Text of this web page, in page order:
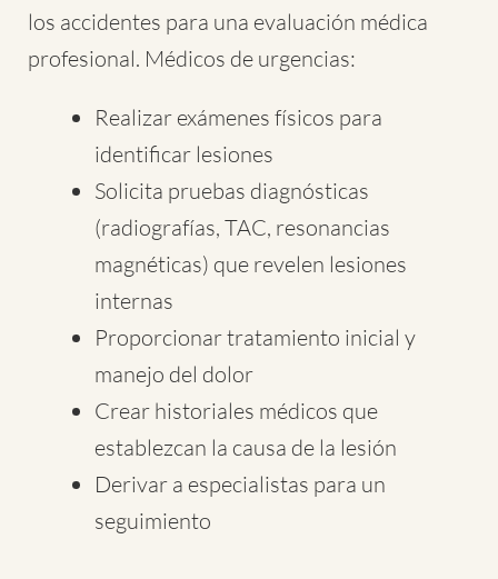
los accidentes para una evaluación médica
profesional. Médicos de urgencias:
Realizar exámenes físicos para
identificar lesiones
Solicita pruebas diagnósticas
(radiografías, TAC, resonancias
magnéticas) que revelen lesiones
internas
Proporcionar tratamiento inicial y
manejo del dolor
Crear historiales médicos que
establezcan la causa de la lesión
Derivar a especialistas para un
seguimiento